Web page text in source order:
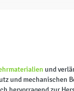
und
und mechanischen